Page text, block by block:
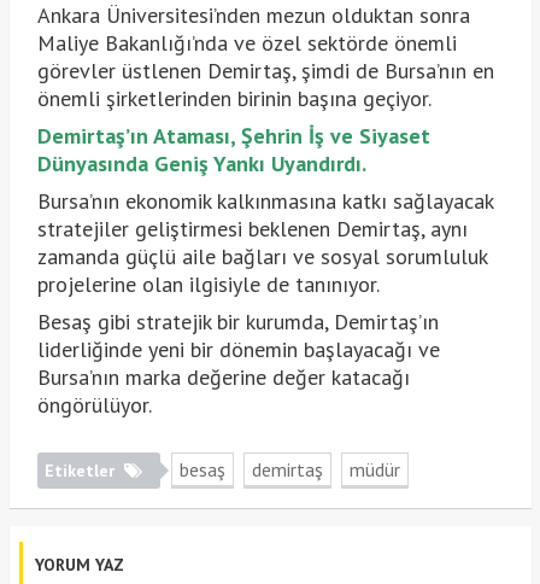
Ankara Üniversitesi’nden mezun olduktan sonra
Maliye Bakanlığı’nda ve özel sektörde önemli
görevler üstlenen Demirtaş, şimdi de Bursa’nın en
önemli şirketlerinden birinin başına geçiyor.
Demirtaş’ın Ataması, Şehrin İş ve Siyaset
Dünyasında Geniş Yankı Uyandırdı.
Bursa’nın ekonomik kalkınmasına katkı sağlayacak
stratejiler geliştirmesi beklenen Demirtaş, aynı
zamanda güçlü aile bağları ve sosyal sorumluluk
projelerine olan ilgisiyle de tanınıyor.
Besaş gibi stratejik bir kurumda, Demirtaş’ın
liderliğinde yeni bir dönemin başlayacağı ve
Bursa’nın marka değerine değer katacağı
öngörülüyor.
Etiketler besaş demirtaş müdür
YORUM YAZ